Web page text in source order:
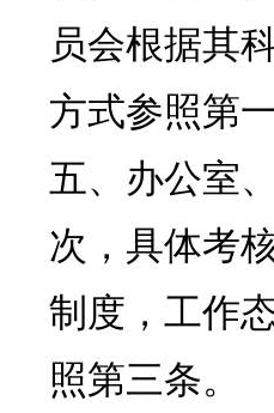
员会根据其
方式参照第
五、办公室
次，具体考
制度，工作
照第三条。